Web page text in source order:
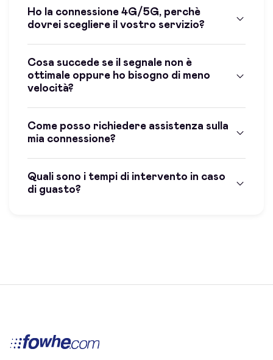
Ho la connessione 4G/5G, perchè
dovrei scegliere il vostro servizio?
Cosa succede se il segnale non è
ottimale oppure ho bisogno di meno
velocità?
Come posso richiedere assistenza sulla
mia connessione?
Quali sono i tempi di intervento in caso
di guasto?